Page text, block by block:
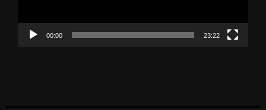
c
00:00 23:22